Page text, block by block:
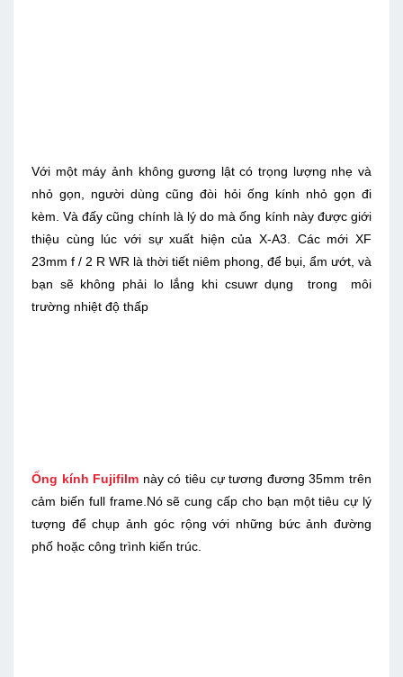
Với một máy ảnh không gương lật có trọng lượng nhẹ và
nhỏ gọn, người dùng cũng đòi hỏi ống kính nhỏ gọn đi
kèm. Và đấy cũng chính là lý do mà ống kính này được giới
thiệu cùng lúc với sự xuất hiện của X-A3. Các mới XF
23mm f / 2 R WR là thời tiết niêm phong, để bụi, ẩm ướt, và
bạn sẽ không phải lo lắng khi csuwr dụng trong môi
trường nhiệt độ thấp
Ống kính Fujifilm này có tiêu cự tương đương 35mm trên
cảm biến full frame.Nó sẽ cung cấp cho bạn một tiêu cự lý
tượng để chụp ảnh góc rộng với những bức ảnh đường
phố hoặc công trình kiến trúc.